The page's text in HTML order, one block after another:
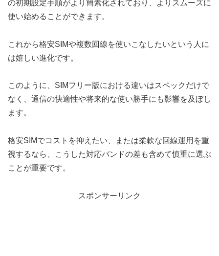
の初期設定手順がより簡素化されており、よりスムーズに
使い始めることができます。
これから格安SIMや複数回線を使いこなしたいという人に
は嬉しい進化です。
このように、SIMフリー版における違いはスペックだけで
なく、通信の快適性や将来的な使い勝手にも影響を及ぼし
ます。
格安SIMでコストを抑えたい、または柔軟な回線運用を重
視するなら、こうした対応バンドの差も含めて慎重に選ぶ
ことが重要です。
スポンサーリンク